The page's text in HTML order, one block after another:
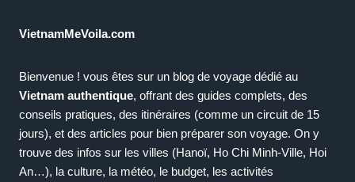
VietnamMeVoila.com
Bienvenue ! vous êtes sur un blog de voyage dédié au
Vietnam authentique, offrant des guides complets, des
conseils pratiques, des itinéraires (comme un circuit de 15
jours), et des articles pour bien préparer son voyage. On y
trouve des infos sur les villes (Hanoï, Ho Chi Minh-Ville, Hoi
An…), la culture, la météo, le budget, les activités